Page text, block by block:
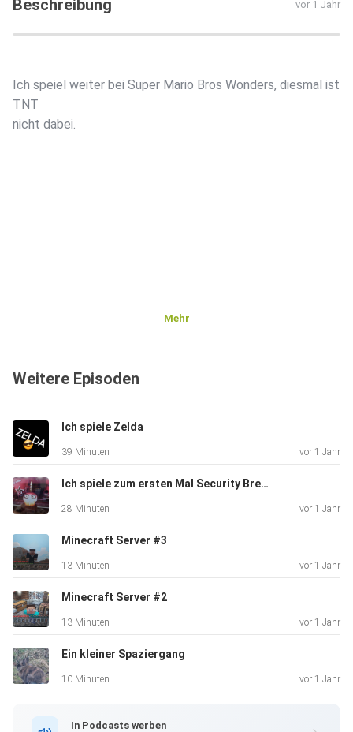
Beschreibung vor 1 Jahr
Ich speiel weiter bei Super Mario Bros Wonders, diesmal ist
TNT
nicht dabei.
Mehr
Weitere Episoden
Ich spiele Zelda
39 Minuten vor 1 Jahr
Ich spiele zum ersten Mal Security Breach auf meinem Kanal
28 Minuten vor 1 Jahr
Minecraft Server #3
13 Minuten vor 1 Jahr
Minecraft Server #2
13 Minuten vor 1 Jahr
Ein kleiner Spaziergang
10 Minuten vor 1 Jahr
In Podcasts werben